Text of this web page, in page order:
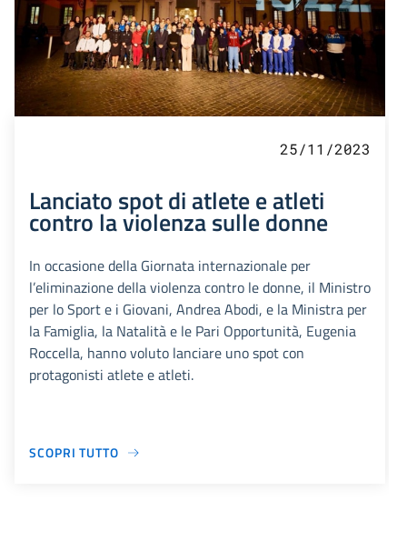
25/11/2023
Lanciato spot di atlete e atleti
contro la violenza sulle donne
In occasione della Giornata internazionale per
l’eliminazione della violenza contro le donne, il Ministro
per lo Sport e i Giovani, Andrea Abodi, e la Ministra per
la Famiglia, la Natalità e le Pari Opportunità, Eugenia
Roccella, hanno voluto lanciare uno spot con
protagonisti atlete e atleti.
SCOPRI TUTTO